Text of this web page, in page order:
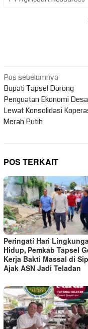
Navigasi
pos
Pos sebelumnya
Bupati Tapsel Dorong
Penguatan Ekonomi Desa
Lewat Konsolidasi
Merah Putih
POS TERKAIT
Peringati Hari
Hidup, Pemkab Tapsel
Kerja Bakti Massal di
Ajak ASN Jadi Teladan